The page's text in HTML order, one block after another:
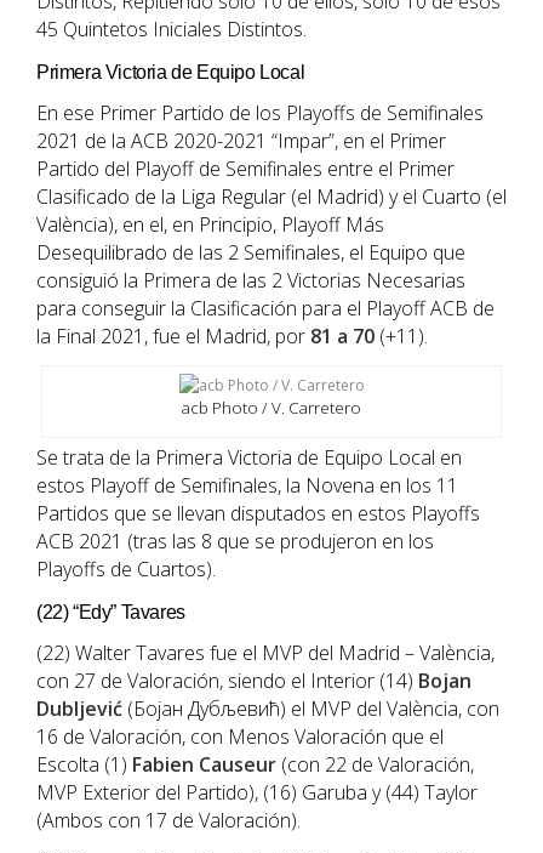
45 Quintetos Iniciales Distintos.
Primera Victoria de Equipo Local
En ese Primer Partido de los Playoffs de Semifinales
2021 de la ACB 2020-2021 “Impar”, en el Primer
Partido del Playoff de Semifinales entre el Primer
Clasificado de la Liga Regular (el Madrid) y el Cuarto (el
València), en el, en Principio, Playoff Más
Desequilibrado de las 2 Semifinales, el Equipo que
consiguió la Primera de las 2 Victorias Necesarias
para conseguir la Clasificación para el Playoff ACB de
la Final 2021, fue el Madrid, por 81 a 70 (+11).
acb Photo / V. Carretero
Se trata de la Primera Victoria de Equipo Local en
estos Playoff de Semifinales, la Novena en los 11
Partidos que se llevan disputados en estos Playoffs
ACB 2021 (tras las 8 que se produjeron en los
Playoffs de Cuartos).
(22) “Edy” Tavares
(22) Walter Tavares fue el MVP del Madrid – València,
con 27 de Valoración, siendo el Interior (14) Bojan
Dubljević (Бојан Дубљевић) el MVP del València, con
16 de Valoración, con Menos Valoración que el
Escolta (1) Fabien Causeur (con 22 de Valoración,
MVP Exterior del Partido), (16) Garuba y (44) Taylor
(Ambos con 17 de Valoración).